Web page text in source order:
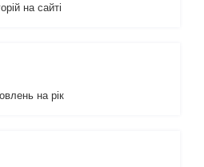
на сайті
на рік